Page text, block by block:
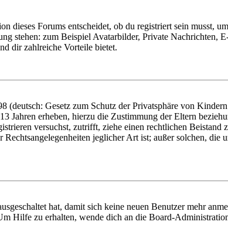
Forums entscheidet, ob du registriert sein musst,
stehen: zum Beispiel Avatarbilder, Private Nachrichten,
dir zahlreiche Vorteile bietet.
(deutsch: Gesetz zum Schutz der Privatsphäre von
Jahren erheben, hierzu die Zustimmung der Eltern
versuchst, zutrifft, ziehe einen rechtlichen
jeglicher Art ist; außer solchen,
hat, damit sich keine neuen Benutzer mehr
Hilfe zu erhalten, wende dich an die Board-